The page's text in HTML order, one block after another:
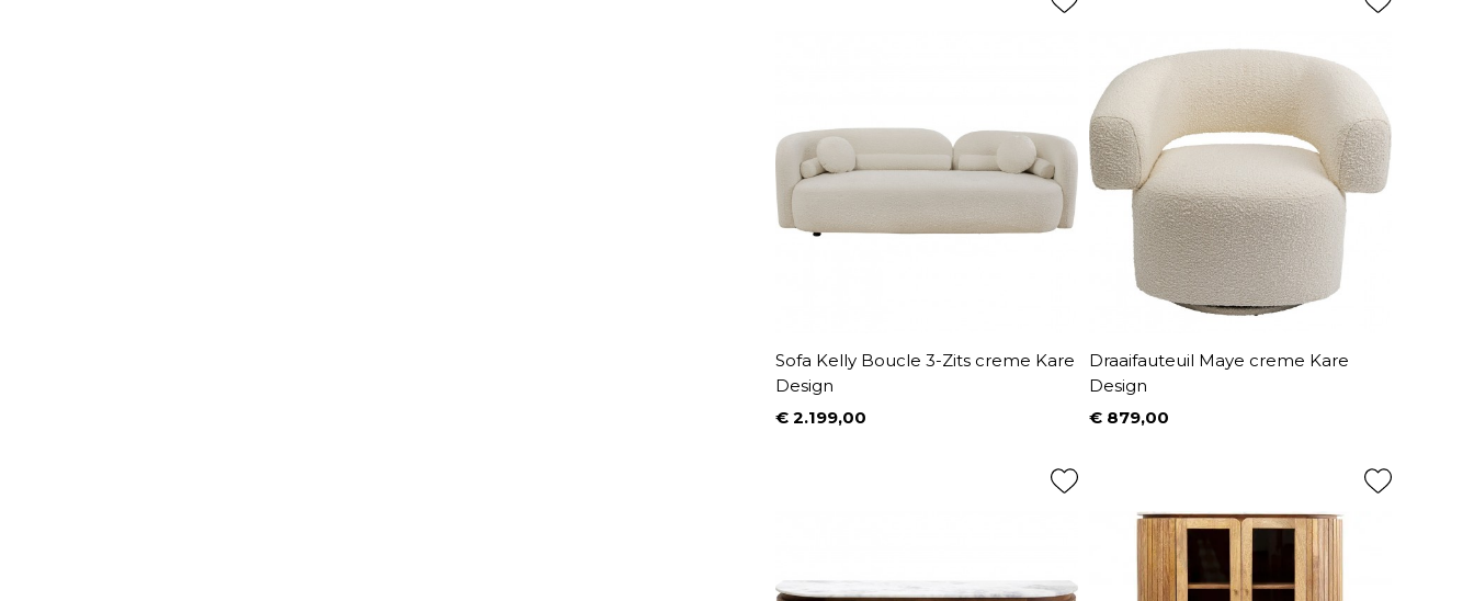
Sofa Kelly Boucle 3-Zits creme Kare
Design
Prijs
€ 2.199,00
Draaifauteuil Maye creme Kare
Design
Prijs
€ 879,00